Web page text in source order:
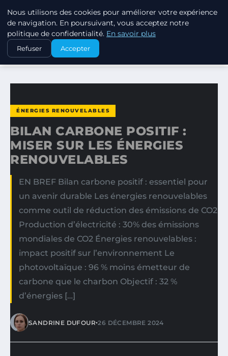
EXXON CLIMATE FOOTPRINT
ACCUEIL
ÉNERGIES RENOUVELABLES
BILAN CARBONE POSITIF : MISER SUR LES ÉNERGIES…
ÉNERGIES RENOUVELABLES
BILAN CARBONE POSITIF :
MISER SUR LES ÉNERGIES
RENOUVELABLES
EN BREF Bilan carbone positif : essentiel pour
un avenir durable Les énergies renouvelables
comme outil de réduction des émissions de CO2
Production d’électricité : 30% des émissions
mondiales de CO2 Énergies renouvelables :
impact positif sur l’environnement Le
photovoltaïque : 96 % moins émetteur de
carbone que le charbon Objectif : 32 %
d’énergies […]
SANDRINE DUFOUR•26 DÉCEMBRE 2024
Nous utilisons des cookies pour améliorer votre expérience
de navigation. En poursuivant, vous acceptez notre
politique de confidentialité. En savoir plus
Refuser Accepter